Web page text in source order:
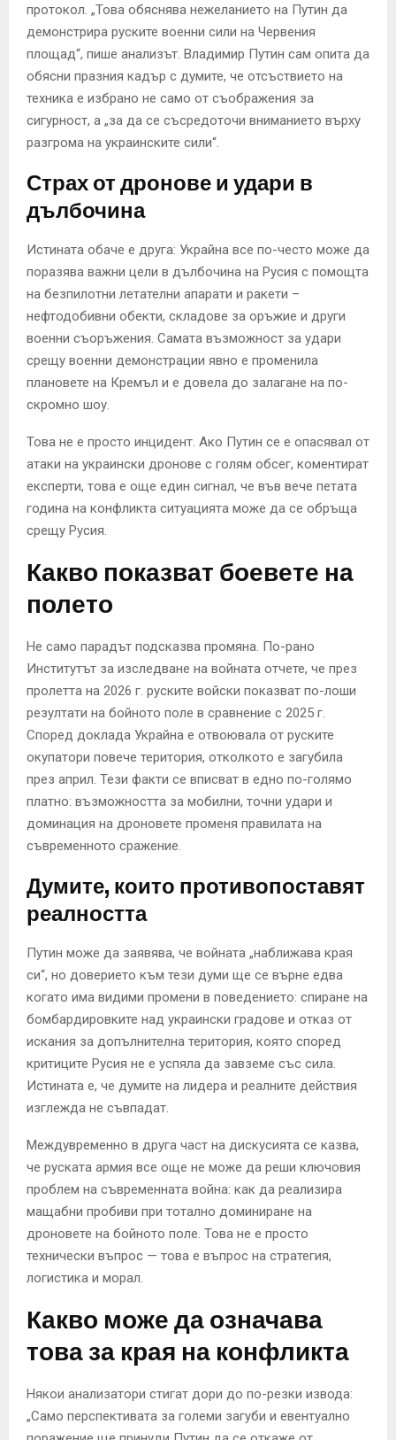
протокол. „Това обяснява нежеланието на Путин да
демонстрира руските военни сили на Червения
площад“, пише анализът. Владимир Путин сам опита да
обясни празния кадър с думите, че отсъствието на
техника е избрано не само от съображения за
сигурност, а „за да се съсредоточи вниманието върху
разгрома на украинските сили“.
Страх от дронове и удари в
дълбочина
Истината обаче е друга: Украйна все по-често може да
поразява важни цели в дълбочина на Русия с помощта
на безпилотни летателни апарати и ракети –
нефтодобивни обекти, складове за оръжие и други
военни съоръжения. Самата възможност за удари
срещу военни демонстрации явно е променила
плановете на Кремъл и е довела до залагане на по-
скромно шоу.
Това не е просто инцидент. Ако Путин се е опасявал от
атаки на украински дронове с голям обсег, коментират
експерти, това е още един сигнал, че във вече петата
година на конфликта ситуацията може да се обръща
срещу Русия.
Какво показват боевете на
полето
Не само парадът подсказва промяна. По-рано
Институтът за изследване на войната отчете, че през
пролетта на 2026 г. руските войски показват по-лоши
резултати на бойното поле в сравнение с 2025 г.
Според доклада Украйна е отвоювала от руските
окупатори повече територия, отколкото е загубила
през април. Тези факти се вписват в едно по-голямо
платно: възможността за мобилни, точни удари и
доминация на дроновете променя правилата на
съвременното сражение.
Думите, които противопоставят
реалността
Путин може да заявява, че войната „наближава края
си“, но доверието към тези думи ще се върне едва
когато има видими промени в поведението: спиране на
бомбардировките над украински градове и отказ от
искания за допълнителна територия, която според
критиците Русия не е успяла да завземе със сила.
Истината е, че думите на лидера и реалните действия
изглежда не съвпадат.
Междувременно в друга част на дискусията се казва,
че руската армия все още не може да реши ключовия
проблем на съвременната война: как да реализира
мащабни пробиви при тотално доминиране на
дроновете на бойното поле. Това не е просто
технически въпрос — това е въпрос на стратегия,
логистика и морал.
Какво може да означава
това за края на конфликта
Някои анализатори стигат дори до по-резки извода:
„Само перспективата за големи загуби и евентуално